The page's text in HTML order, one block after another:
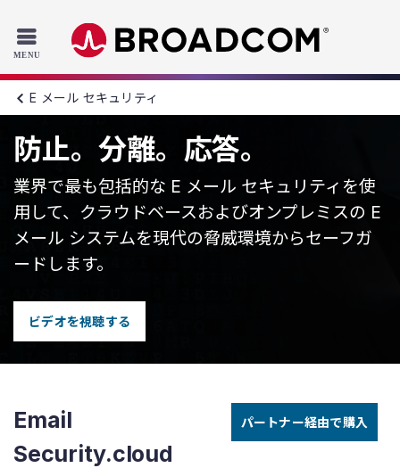
Skip to main content
E メール セキュリティ
防止。分離。応答。
業界で最も包括的な E メール セキュリティを使
用して、クラウドベースおよびオンプレミスの E
メール システムを現代の脅威環境からセーフガ
ードします。
ビデオを視聴する
Email
Security.cloud
パートナー経由で購入